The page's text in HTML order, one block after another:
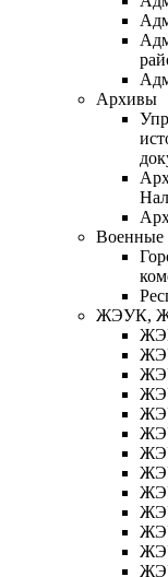
Архивы
Военные
ЖЭУК,